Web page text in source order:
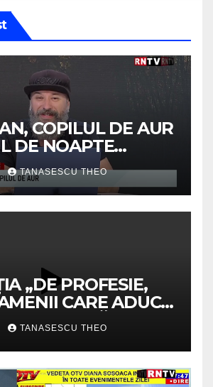
COPILUL DE AUR
DE NOAPTE
TANASESCU THEO
„DE PROFESIE,
CARE ADUC
COMUNITĂȚII /
SUCCESULUI
TANASESCU THEO